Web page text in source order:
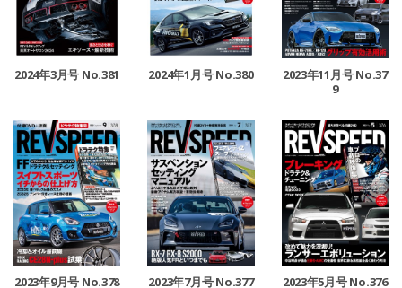
2024年3月号 No.381 2024年1月号 No.380
2023年11月号 No.37
9
2023年9月号 No.378 2023年7月号 No.377 2023年5月号 No.376